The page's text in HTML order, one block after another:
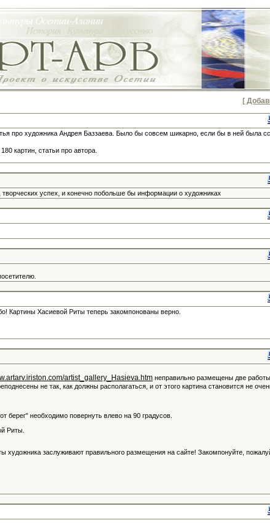
[
про художника Андрея Баззаева. Было бы совсем шикарно, если бы в ней была
картин, статьи про автора.
успех, и конечно побольше бы информации о художниках
Картины Хасиевой Риты теперь закомпонованы верно.
artist_gallery_Hasieva.htm неправильно размещены две работы
не так, как должны располагаться, и от этого картина становится не
берег" необходимо повернуть влево на 90 градусов.
Риты.
художника заслуживают правильного размещения на сайте! Закомпонуйте,